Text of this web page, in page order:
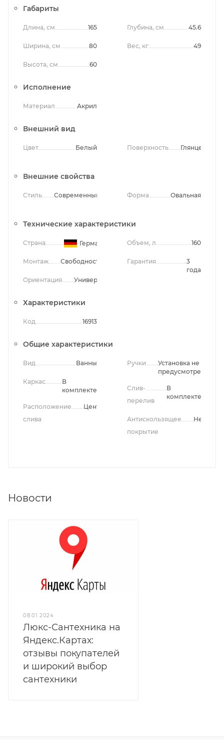
Габариты
Длина, см 165
Ширина, см 80
Высота, см 60
Глубина, см 45.6
Вес, кг 49
Исполнение
Материал Акрил
Внешний вид
Цвет Белый Поверхность Глянцевая
Внешние свойства
Стиль Современный Форма Овальная
Технические характеристики
Страна Германия
Монтаж Свободностоящий
Ориентация Универсальная
Объем, л 160
Гарантия
3
года
Характеристики
Код 16913
Общие характеристики
Вид Ванны
Каркас
В
комплекте
Расположение
слива
Центральное
Ручки
Установка не
предусмотрена
Слив-
перелив
В
комплекте
Антискользящее
покрытие
Нет
Новости
08.01.2024
Люкс-Сантехника на
Яндекс.Картах:
отзывы покупателей
и широкий выбор
сантехники